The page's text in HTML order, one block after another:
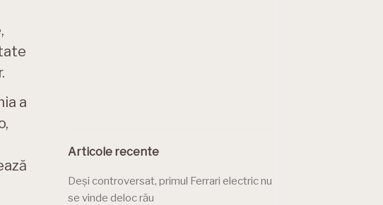
a
Articole recente
Deși controversat, primul Ferrari electric nu
se vinde deloc rău